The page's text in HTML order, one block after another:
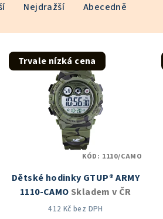
Nejdražší Abecedně
Trvale nízká cena
Dětské hodinky GTUP® ARMY
1110-CAMO Skladem v ČR
412 Kč bez DPH
KÓD: 1110/CAMO